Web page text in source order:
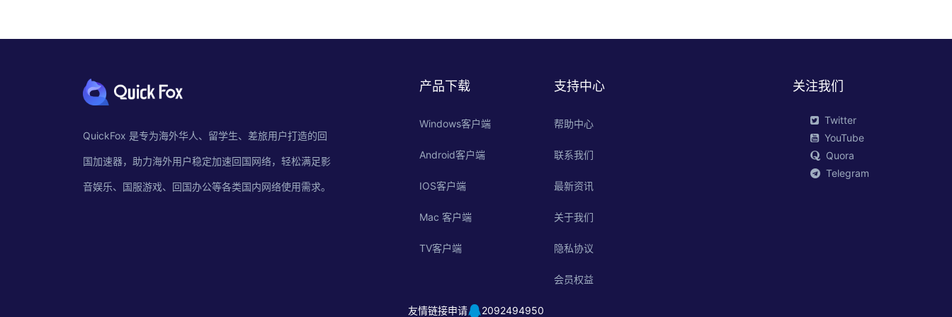
QuickFox 是专为海外华人、留学生、差旅用户打造的回
国加速器，助力海外用户稳定加速回国网络，轻松满足影
音娱乐、国服游戏、回国办公等各类国内网络使用需求。
产品下载
Windows客户端
Android客户端
IOS客户端
Mac 客户端
TV客户端
支持中心
帮助中心
联系我们
最新资讯
关于我们
隐私协议
会员权益
关注我们
Twitter
YouTube
Quora
Telegram
友情链接申请 2092494950